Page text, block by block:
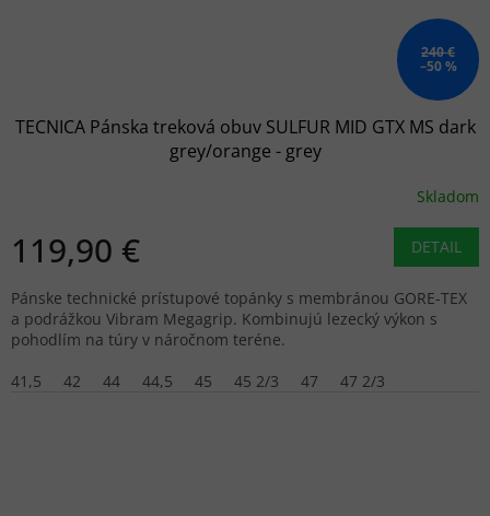
240 €
–50 %
TECNICA Pánska treková obuv SULFUR MID GTX MS dark
grey/orange - grey
Skladom
119,90 € DETAIL
Pánske technické prístupové topánky s membránou GORE-TEX
a podrážkou Vibram Megagrip. Kombinujú lezecký výkon s
pohodlím na túry v náročnom teréne.
41,5
42 44 44,5 45 45 2/3 47 47 2/3